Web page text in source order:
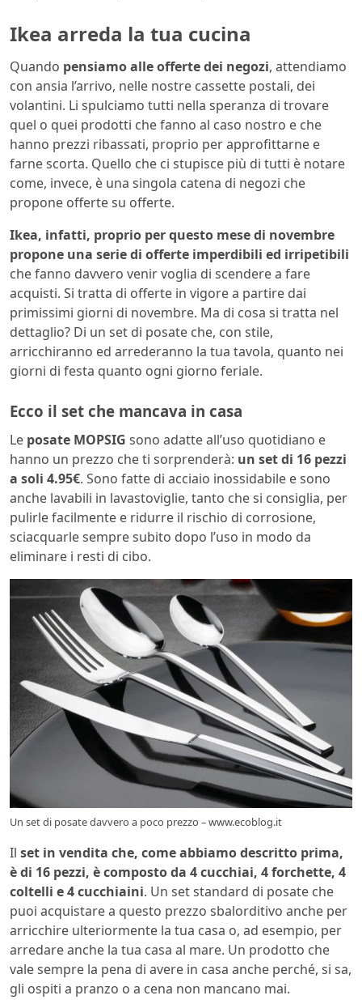
Ikea arreda la tua cucina
Quando pensiamo alle offerte dei negozi, attendiamo
con ansia l’arrivo, nelle nostre cassette postali, dei
volantini. Li spulciamo tutti nella speranza di trovare
quel o quei prodotti che fanno al caso nostro e che
hanno prezzi ribassati, proprio per approfittarne e
farne scorta. Quello che ci stupisce più di tutti è notare
come, invece, è una singola catena di negozi che
propone offerte su offerte.
Ikea, infatti, proprio per questo mese di novembre
propone una serie di offerte imperdibili ed irripetibili
che fanno davvero venir voglia di scendere a fare
acquisti. Si tratta di offerte in vigore a partire dai
primissimi giorni di novembre. Ma di cosa si tratta nel
dettaglio? Di un set di posate che, con stile,
arricchiranno ed arrederanno la tua tavola, quanto nei
giorni di festa quanto ogni giorno feriale.
Ecco il set che mancava in casa
Le posate MOPSIG sono adatte all’uso quotidiano e
hanno un prezzo che ti sorprenderà: un set di 16 pezzi
a soli 4.95€. Sono fatte di acciaio inossidabile e sono
anche lavabili in lavastoviglie, tanto che si consiglia, per
pulirle facilmente e ridurre il rischio di corrosione,
sciacquarle sempre subito dopo l’uso in modo da
eliminare i resti di cibo.
Un set di posate davvero a poco prezzo – www.ecoblog.it
Il set in vendita che, come abbiamo descritto prima,
è di 16 pezzi, è composto da 4 cucchiai, 4 forchette, 4
coltelli e 4 cucchiaini. Un set standard di posate che
puoi acquistare a questo prezzo sbalorditivo anche per
arricchire ulteriormente la tua casa o, ad esempio, per
arredare anche la tua casa al mare. Un prodotto che
vale sempre la pena di avere in casa anche perché, si sa,
gli ospiti a pranzo o a cena non mancano mai.